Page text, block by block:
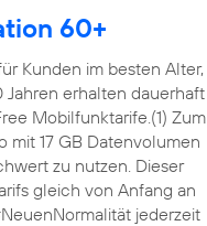
60+
Kunden im besten Alter,
erhalten dauerhaft
Mobilfunktarife.(1) Zum
mit 17 GB Datenvolumen
zu nutzen. Dieser
gleich von Anfang an
jederzeit